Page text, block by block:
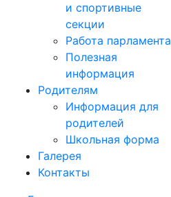
и спортивные
секции
Работа парламента
Полезная
информация
Родителям
Информация для
родителей
Школьная форма
Галерея
Контакты